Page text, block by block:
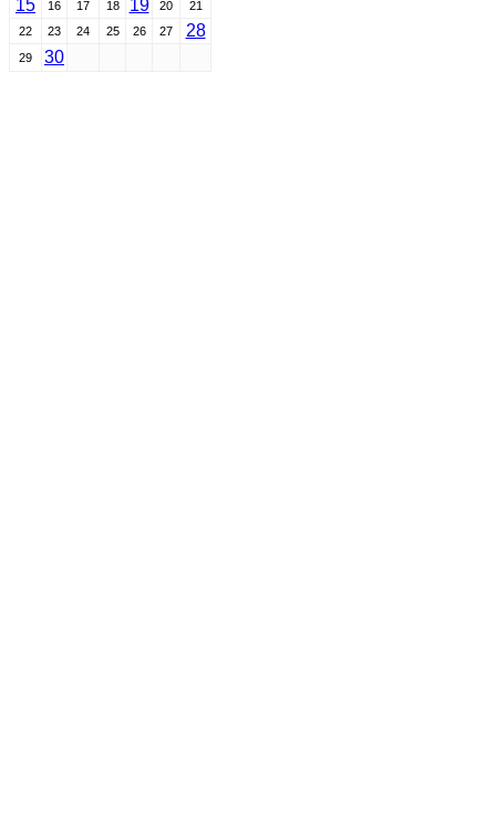
15 16 17 18 19 20
21
22
23 24 25 26 27 28
29 30